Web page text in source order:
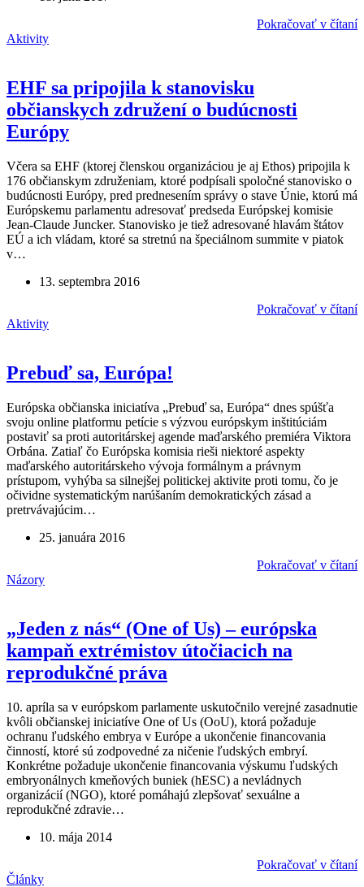
Pokračovať v čítaní
Aktivity
EHF sa pripojila k stanovisku
občianskych združení o budúcnosti
Európy
Včera sa EHF (ktorej členskou organizáciou je aj Ethos) pripojila k
176 občianskym združeniam, ktoré podpísali spoločné stanovisko o
budúcnosti Európy, pred prednesením správy o stave Únie, ktorú má
Európskemu parlamentu adresovať predseda Európskej komisie
Jean-Claude Juncker. Stanovisko je tiež adresované hlavám štátov
EÚ a ich vládam, ktoré sa stretnú na špeciálnom summite v piatok
v…
13. septembra 2016
Pokračovať v čítaní
Aktivity
Prebuď sa, Európa!
Európska občianska iniciatíva „Prebuď sa, Európa“ dnes spúšťa
svoju online platformu petície s výzvou európskym inštitúciám
postaviť sa proti autoritárskej agende maďarského premiéra Viktora
Orbána. Zatiaľ čo Európska komisia rieši niektoré aspekty
maďarského autoritárskeho vývoja formálnym a právnym
prístupom, vyhýba sa silnejšej politickej aktivite proti tomu, čo je
očividne systematickým narúšaním demokratických zásad a
pretrvávajúcim…
25. januára 2016
Pokračovať v čítaní
Názory
„Jeden z nás“ (One of Us) – európska
kampaň extrémistov útočiacich na
reprodukčné práva
10. apríla sa v európskom parlamente uskutočnilo verejné zasadnutie
kvôli občianskej iniciatíve One of Us (OoU), ktorá požaduje
ochranu ľudského embrya v Európe a ukončenie financovania
činností, ktoré sú zodpovedné za ničenie ľudských embryí.
Konkrétne požaduje ukončenie financovania výskumu ľudských
embryonálnych kmeňových buniek (hESC) a nevládnych
organizácií (NGO), ktoré pomáhajú zlepšovať sexuálne a
reprodukčné zdravie…
10. mája 2014
Pokračovať v čítaní
Články